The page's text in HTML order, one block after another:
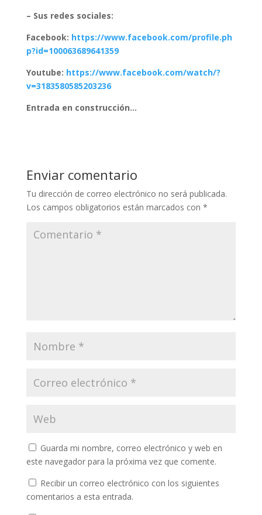
– Sus redes sociales:
Facebook: https://www.facebook.com/profile.ph
p?id=100063689641359
Youtube: https://www.facebook.com/watch/?
v=3183580585203236
Entrada en construcción…
Enviar comentario
Tu dirección de correo electrónico no será publicada.
Los campos obligatorios están marcados con *
Guarda mi nombre, correo electrónico y web en
este navegador para la próxima vez que comente.
Recibir un correo electrónico con los siguientes
comentarios a esta entrada.